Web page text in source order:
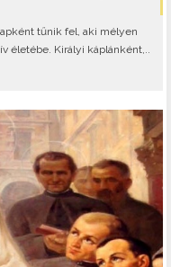
tűnik fel, aki mélyen
életébe. Királyi káplánként,..